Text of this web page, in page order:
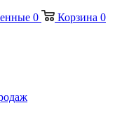
0 Корзина 0